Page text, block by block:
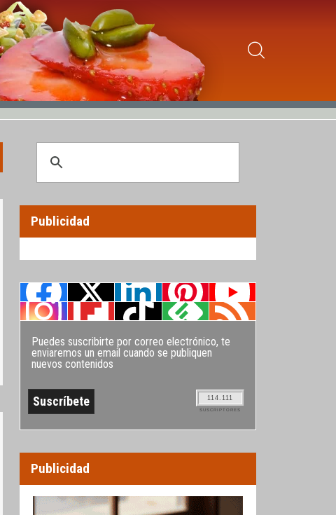
Publicidad
Puedes suscribirte por correo electrónico, te
enviaremos un email cuando se publiquen
nuevos contenidos
114.111
SUSCRIPTORES
Publicidad